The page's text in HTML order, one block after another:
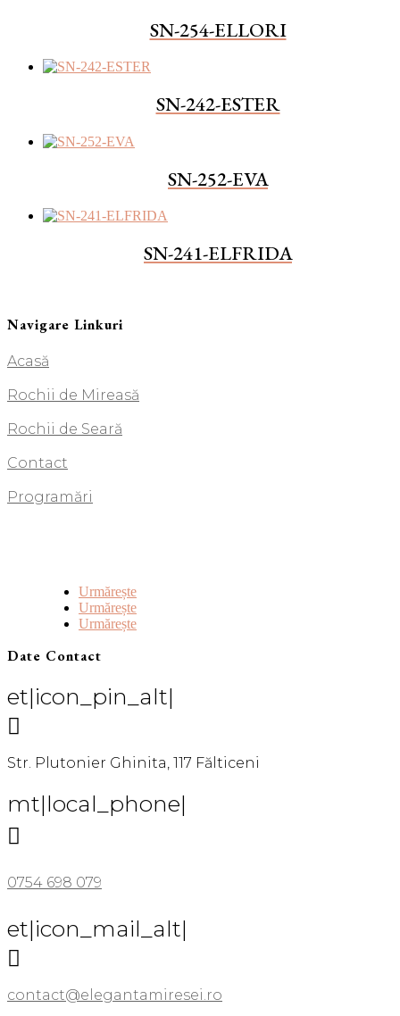
SN-254-ELLORI
SN-242-ESTER
SN-252-EVA
SN-241-ELFRIDA
Navigare Linkuri
Acasă
Rochii de Mireasă
Rochii de Seară
Contact
Programări
Urmărește
Urmărește
Urmărește
Date Contact
et|icon_pin_alt|

Str. Plutonier Ghinita, 117 Fălticeni
mt|local_phone|

0754 698 079
et|icon_mail_alt|

contact@elegantamiresei.ro